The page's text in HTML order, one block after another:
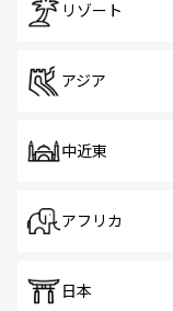
リゾート
アジア
中近東
アフリカ
日本